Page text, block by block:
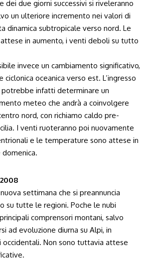
dei due giorni successivi si riveleranno
un ulteriore incremento nei valori di
dinamica subtropicale verso nord. Le
in aumento, i venti deboli su tutto
invece un cambiamento significativo,
oceanica verso est. L’ingresso
potrebbe infatti determinare un
meteo che andrà a coinvolgere
nord, con richiamo caldo pre-
I venti ruoteranno poi nuovamente
e le temperature sono attese in
domenica.
settimana che si preannuncia
su tutte le regioni. Poche le nubi
comprensori montani, salvo
ad evoluzione diurna su Alpi, in
Non sono tuttavia attese